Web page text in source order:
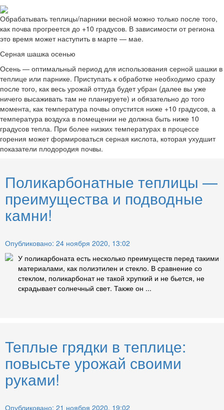
Обрабатывать теплицы/парники весной можно только после того,
как почва прогреется до +10 градусов. В зависимости от региона
это время может наступить в марте — мае.
Серная шашка осенью
Осень — оптимальный период для использования серной шашки в
теплице или парнике. Приступать к обработке необходимо сразу
после того, как весь урожай оттуда будет убран (далее вы уже
ничего высаживать там не планируете) и обязательно до того
момента, как температура почвы опустится ниже +10 градусов, а
температура воздуха в помещении не должна быть ниже 10
градусов тепла. При более низких температурах в процессе
горения может формироваться серная кислота, которая ухудшит
показатели плодородия почвы.
Поликарбонатные теплицы —
преимущества и подводные
камни!
Опубликовано: 24 ноября 2020, 13:02
У поликарбоната есть несколько преимуществ перед такими
материалами, как полиэтилен и стекло. В сравнение со
стеклом, поликарбонат не такой хрупкий и не бьется, не
скрадывает солнечный свет. Также он ...
Теплые грядки в теплице:
повысьте урожай своими
руками!
Опубликовано: 21 ноября 2020, 19:02